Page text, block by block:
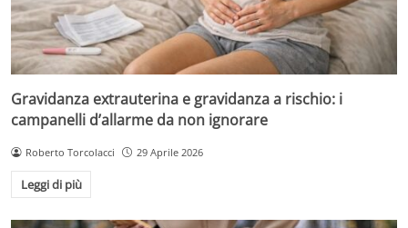
Gravidanza extrauterina e gravidanza a rischio: i
campanelli d’allarme da non ignorare
Roberto Torcolacci 29 Aprile 2026
Leggi di più